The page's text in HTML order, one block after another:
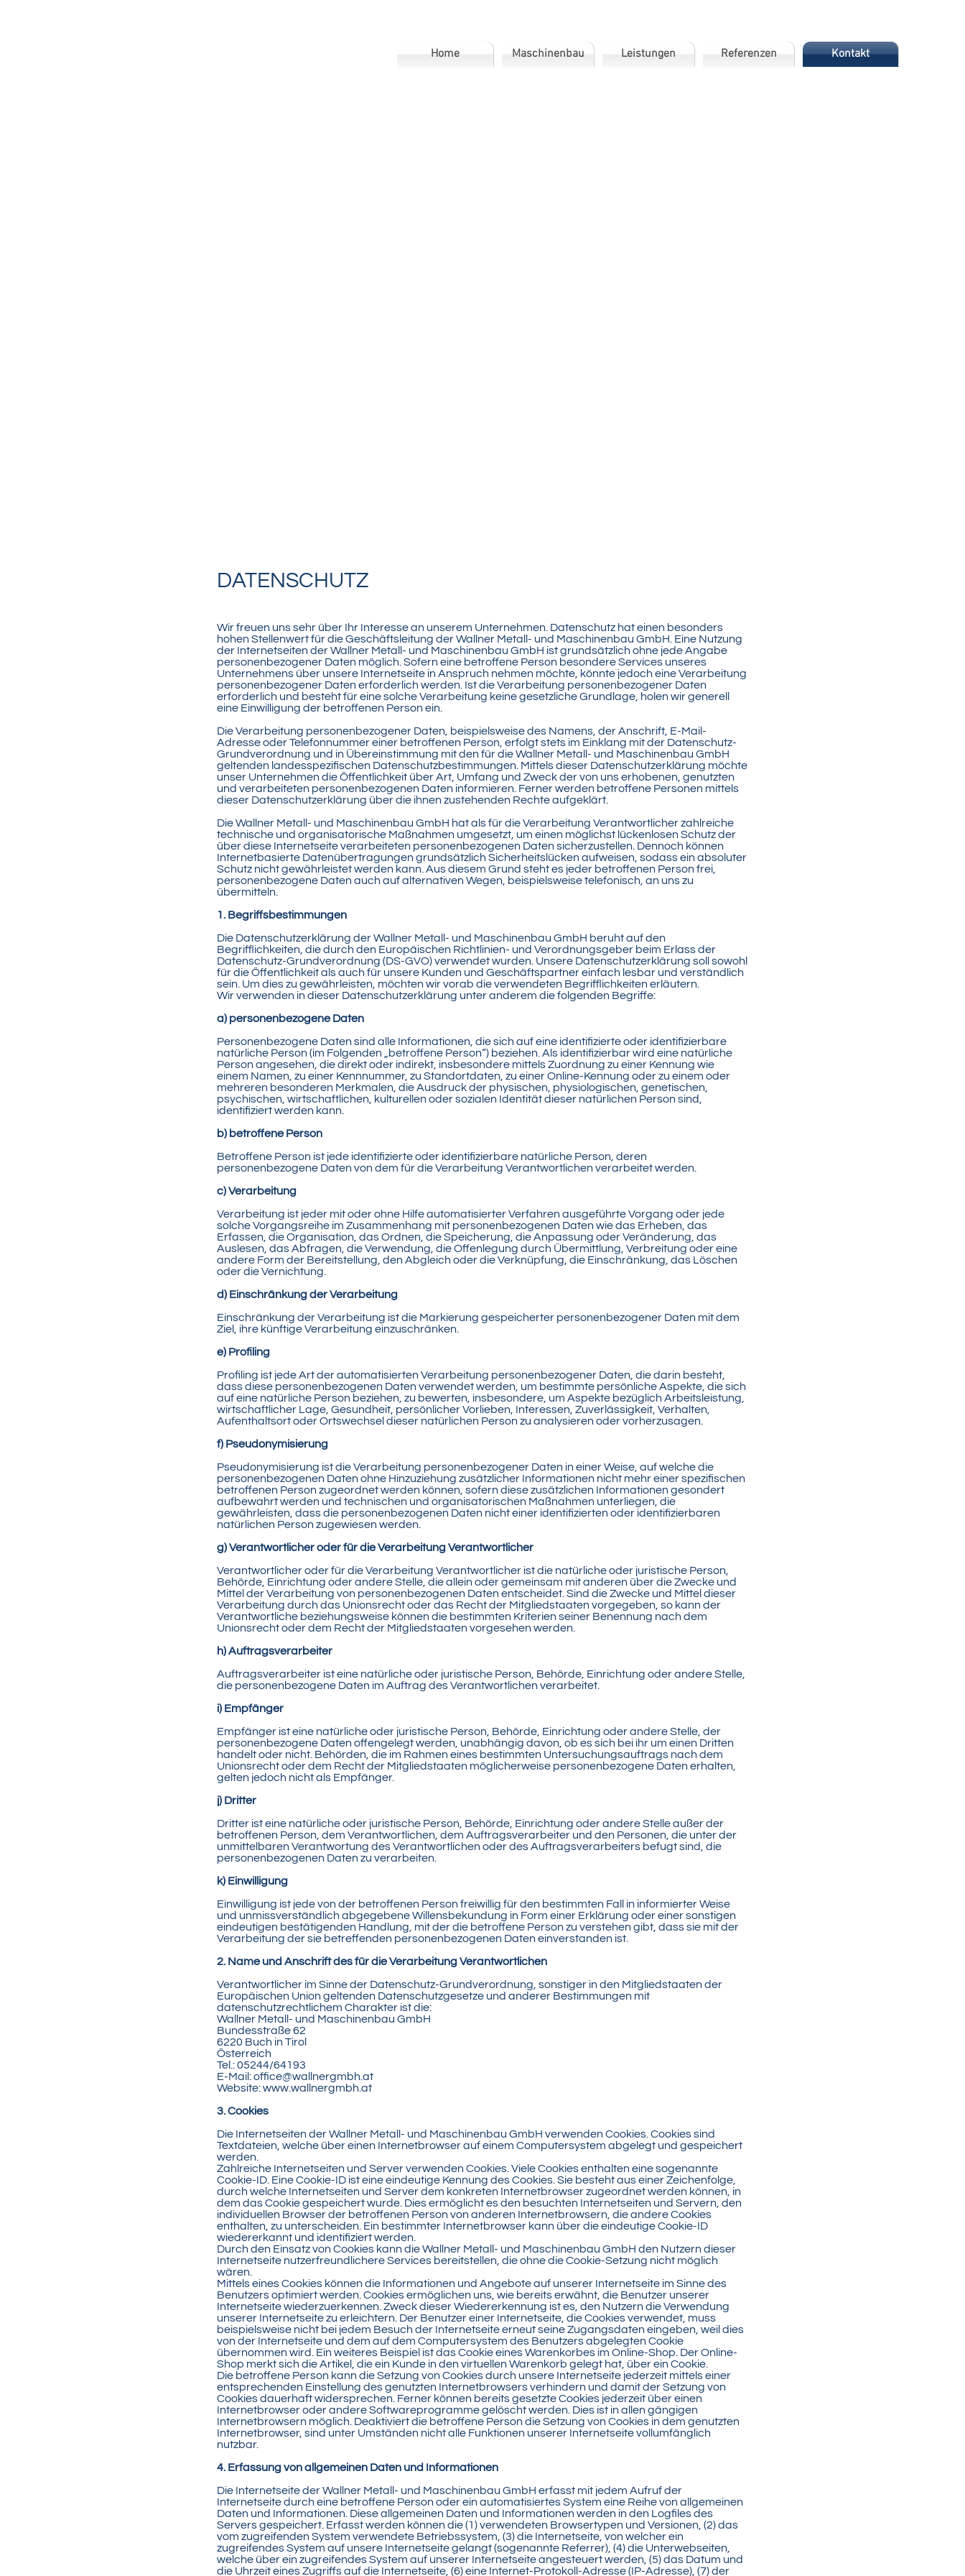
Home Maschinenbau Leistungen Referenzen Kontakt
DATENSCHUTZ
Wir freuen uns sehr über Ihr Interesse an unserem Unternehmen. Datenschutz hat einen besonders
hohen Stellenwert für die Geschäftsleitung der Wallner Metall- und Maschinenbau GmbH. Eine Nutzung
der Internetseiten der Wallner Metall- und Maschinenbau GmbH ist grundsätzlich ohne jede Angabe
personenbezogener Daten möglich. Sofern eine betroffene Person besondere Services unseres
Unternehmens über unsere Internetseite in Anspruch nehmen möchte, könnte jedoch eine Verarbeitung
personenbezogener Daten erforderlich werden. Ist die Verarbeitung personenbezogener Daten
erforderlich und besteht für eine solche Verarbeitung keine gesetzliche Grundlage, holen wir generell
eine Einwilligung der betroffenen Person ein.
Die Verarbeitung personenbezogener Daten, beispielsweise des Namens, der Anschrift, E-Mail-
Adresse oder Telefonnummer einer betroffenen Person, erfolgt stets im Einklang mit der Datenschutz-
Grundverordnung und in Übereinstimmung mit den für die Wallner Metall- und Maschinenbau GmbH
geltenden landesspezifischen Datenschutzbestimmungen. Mittels dieser Datenschutzerklärung möchte
unser Unternehmen die Öffentlichkeit über Art, Umfang und Zweck der von uns erhobenen, genutzten
und verarbeiteten personenbezogenen Daten informieren. Ferner werden betroffene Personen mittels
dieser Datenschutzerklärung über die ihnen zustehenden Rechte aufgeklärt.
Die Wallner Metall- und Maschinenbau GmbH hat als für die Verarbeitung Verantwortlicher zahlreiche
technische und organisatorische Maßnahmen umgesetzt, um einen möglichst lückenlosen Schutz der
über diese Internetseite verarbeiteten personenbezogenen Daten sicherzustellen. Dennoch können
Internetbasierte Datenübertragungen grundsätzlich Sicherheitslücken aufweisen, sodass ein absoluter
Schutz nicht gewährleistet werden kann. Aus diesem Grund steht es jeder betroffenen Person frei,
personenbezogene Daten auch auf alternativen Wegen, beispielsweise telefonisch, an uns zu
übermitteln.
1. Begriffsbestimmungen
Die Datenschutzerklärung der Wallner Metall- und Maschinenbau GmbH beruht auf den
Begrifflichkeiten, die durch den Europäischen Richtlinien- und Verordnungsgeber beim Erlass der
Datenschutz-Grundverordnung (DS-GVO) verwendet wurden. Unsere Datenschutzerklärung soll sowohl
für die Öffentlichkeit als auch für unsere Kunden und Geschäftspartner einfach lesbar und verständlich
sein. Um dies zu gewährleisten, möchten wir vorab die verwendeten Begrifflichkeiten erläutern.
Wir verwenden in dieser Datenschutzerklärung unter anderem die folgenden Begriffe:
a) personenbezogene Daten
Personenbezogene Daten sind alle Informationen, die sich auf eine identifizierte oder identifizierbare
natürliche Person (im Folgenden „betroffene Person“) beziehen. Als identifizierbar wird eine natürliche
Person angesehen, die direkt oder indirekt, insbesondere mittels Zuordnung zu einer Kennung wie
einem Namen, zu einer Kennnummer, zu Standortdaten, zu einer Online-Kennung oder zu einem oder
mehreren besonderen Merkmalen, die Ausdruck der physischen, physiologischen, genetischen,
psychischen, wirtschaftlichen, kulturellen oder sozialen Identität dieser natürlichen Person sind,
identifiziert werden kann.
b) betroffene Person
Betroffene Person ist jede identifizierte oder identifizierbare natürliche Person, deren
personenbezogene Daten von dem für die Verarbeitung Verantwortlichen verarbeitet werden.
c) Verarbeitung
Verarbeitung ist jeder mit oder ohne Hilfe automatisierter Verfahren ausgeführte Vorgang oder jede
solche Vorgangsreihe im Zusammenhang mit personenbezogenen Daten wie das Erheben, das
Erfassen, die Organisation, das Ordnen, die Speicherung, die Anpassung oder Veränderung, das
Auslesen, das Abfragen, die Verwendung, die Offenlegung durch Übermittlung, Verbreitung oder eine
andere Form der Bereitstellung, den Abgleich oder die Verknüpfung, die Einschränkung, das Löschen
oder die Vernichtung.
d) Einschränkung der Verarbeitung
Einschränkung der Verarbeitung ist die Markierung gespeicherter personenbezogener Daten mit dem
Ziel, ihre künftige Verarbeitung einzuschränken.
e) Profiling
Profiling ist jede Art der automatisierten Verarbeitung personenbezogener Daten, die darin besteht,
dass diese personenbezogenen Daten verwendet werden, um bestimmte persönliche Aspekte, die sich
auf eine natürliche Person beziehen, zu bewerten, insbesondere, um Aspekte bezüglich Arbeitsleistung,
wirtschaftlicher Lage, Gesundheit, persönlicher Vorlieben, Interessen, Zuverlässigkeit, Verhalten,
Aufenthaltsort oder Ortswechsel dieser natürlichen Person zu analysieren oder vorherzusagen.
f) Pseudonymisierung
Pseudonymisierung ist die Verarbeitung personenbezogener Daten in einer Weise, auf welche die
personenbezogenen Daten ohne Hinzuziehung zusätzlicher Informationen nicht mehr einer spezifischen
betroffenen Person zugeordnet werden können, sofern diese zusätzlichen Informationen gesondert
aufbewahrt werden und technischen und organisatorischen Maßnahmen unterliegen, die
gewährleisten, dass die personenbezogenen Daten nicht einer identifizierten oder identifizierbaren
natürlichen Person zugewiesen werden.
g) Verantwortlicher oder für die Verarbeitung Verantwortlicher
Verantwortlicher oder für die Verarbeitung Verantwortlicher ist die natürliche oder juristische Person,
Behörde, Einrichtung oder andere Stelle, die allein oder gemeinsam mit anderen über die Zwecke und
Mittel der Verarbeitung von personenbezogenen Daten entscheidet. Sind die Zwecke und Mittel dieser
Verarbeitung durch das Unionsrecht oder das Recht der Mitgliedstaaten vorgegeben, so kann der
Verantwortliche beziehungsweise können die bestimmten Kriterien seiner Benennung nach dem
Unionsrecht oder dem Recht der Mitgliedstaaten vorgesehen werden.
h) Auftragsverarbeiter
Auftragsverarbeiter ist eine natürliche oder juristische Person, Behörde, Einrichtung oder andere Stelle,
die personenbezogene Daten im Auftrag des Verantwortlichen verarbeitet.
i) Empfänger
Empfänger ist eine natürliche oder juristische Person, Behörde, Einrichtung oder andere Stelle, der
personenbezogene Daten offengelegt werden, unabhängig davon, ob es sich bei ihr um einen Dritten
handelt oder nicht. Behörden, die im Rahmen eines bestimmten Untersuchungsauftrags nach dem
Unionsrecht oder dem Recht der Mitgliedstaaten möglicherweise personenbezogene Daten erhalten,
gelten jedoch nicht als Empfänger.
j) Dritter
Dritter ist eine natürliche oder juristische Person, Behörde, Einrichtung oder andere Stelle außer der
betroffenen Person, dem Verantwortlichen, dem Auftragsverarbeiter und den Personen, die unter der
unmittelbaren Verantwortung des Verantwortlichen oder des Auftragsverarbeiters befugt sind, die
personenbezogenen Daten zu verarbeiten.
k) Einwilligung
Einwilligung ist jede von der betroffenen Person freiwillig für den bestimmten Fall in informierter Weise
und unmissverständlich abgegebene Willensbekundung in Form einer Erklärung oder einer sonstigen
eindeutigen bestätigenden Handlung, mit der die betroffene Person zu verstehen gibt, dass sie mit der
Verarbeitung der sie betreffenden personenbezogenen Daten einverstanden ist.
2. Name und Anschrift des für die Verarbeitung Verantwortlichen
Verantwortlicher im Sinne der Datenschutz-Grundverordnung, sonstiger in den Mitgliedstaaten der
Europäischen Union geltenden Datenschutzgesetze und anderer Bestimmungen mit
datenschutzrechtlichem Charakter ist die:
Wallner Metall- und Maschinenbau GmbH
Bundesstraße 62
6220 Buch in Tirol
Österreich
Tel.: 05244/64193
E-Mail:office@wallnergmbh.at
Website:www.wallnergmbh.at
3. Cookies
Die Internetseiten der Wallner Metall- und Maschinenbau GmbH verwenden Cookies. Cookies sind
Textdateien, welche über einen Internetbrowser auf einem Computersystem abgelegt und gespeichert
werden.
Zahlreiche Internetseiten und Server verwenden Cookies. Viele Cookies enthalten eine sogenannte
Cookie-ID. Eine Cookie-ID ist eine eindeutige Kennung des Cookies. Sie besteht aus einer Zeichenfolge,
durch welche Internetseiten und Server dem konkreten Internetbrowser zugeordnet werden können, in
dem das Cookie gespeichert wurde. Dies ermöglicht es den besuchten Internetseiten und Servern, den
individuellen Browser der betroffenen Person von anderen Internetbrowsern, die andere Cookies
enthalten, zu unterscheiden. Ein bestimmter Internetbrowser kann über die eindeutige Cookie-ID
wiedererkannt und identifiziert werden.
Durch den Einsatz von Cookies kann die Wallner Metall- und Maschinenbau GmbH den Nutzern dieser
Internetseite nutzerfreundlichere Services bereitstellen, die ohne die Cookie-Setzung nicht möglich
wären.
Mittels eines Cookies können die Informationen und Angebote auf unserer Internetseite im Sinne des
Benutzers optimiert werden. Cookies ermöglichen uns, wie bereits erwähnt, die Benutzer unserer
Internetseite wiederzuerkennen. Zweck dieser Wiedererkennung ist es, den Nutzern die Verwendung
unserer Internetseite zu erleichtern. Der Benutzer einer Internetseite, die Cookies verwendet, muss
beispielsweise nicht bei jedem Besuch der Internetseite erneut seine Zugangsdaten eingeben, weil dies
von der Internetseite und dem auf dem Computersystem des Benutzers abgelegten Cookie
übernommen wird. Ein weiteres Beispiel ist das Cookie eines Warenkorbes im Online-Shop. Der Online-
Shop merkt sich die Artikel, die ein Kunde in den virtuellen Warenkorb gelegt hat, über ein Cookie.
Die betroffene Person kann die Setzung von Cookies durch unsere Internetseite jederzeit mittels einer
entsprechenden Einstellung des genutzten Internetbrowsers verhindern und damit der Setzung von
Cookies dauerhaft widersprechen. Ferner können bereits gesetzte Cookies jederzeit über einen
Internetbrowser oder andere Softwareprogramme gelöscht werden. Dies ist in allen gängigen
Internetbrowsern möglich. Deaktiviert die betroffene Person die Setzung von Cookies in dem genutzten
Internetbrowser, sind unter Umständen nicht alle Funktionen unserer Internetseite vollumfänglich
nutzbar.
4. Erfassung von allgemeinen Daten und Informationen
Die Internetseite der Wallner Metall- und Maschinenbau GmbH erfasst mit jedem Aufruf der
Internetseite durch eine betroffene Person oder ein automatisiertes System eine Reihe von allgemeinen
Daten und Informationen. Diese allgemeinen Daten und Informationen werden in den Logfiles des
Servers gespeichert. Erfasst werden können die (1) verwendeten Browsertypen und Versionen, (2) das
vom zugreifenden System verwendete Betriebssystem, (3) die Internetseite, von welcher ein
zugreifendes System auf unsere Internetseite gelangt (sogenannte Referrer), (4) die Unterwebseiten,
welche über ein zugreifendes System auf unserer Internetseite angesteuert werden, (5) das Datum und
die Uhrzeit eines Zugriffs auf die Internetseite, (6) eine Internet-Protokoll-Adresse (IP-Adresse), (7) der